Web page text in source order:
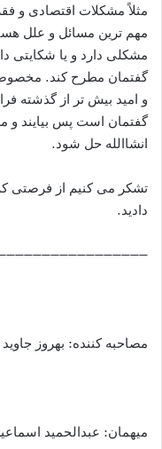
مثلاً مشکلات اقتصادی و
مهم ترین مسائل و علل
مشکلی دارد و یا شکایتی
گفتمان مطرح کند. مخصوصاً
و امید بیش تر از گذشته
گفتمان است پس بیایند و
انشاالله حل شود.
تشکر می کنیم از فرصتی
دادید.
مصاحبه کننده: بهروز جاوید
میهمان: عبدالحمید